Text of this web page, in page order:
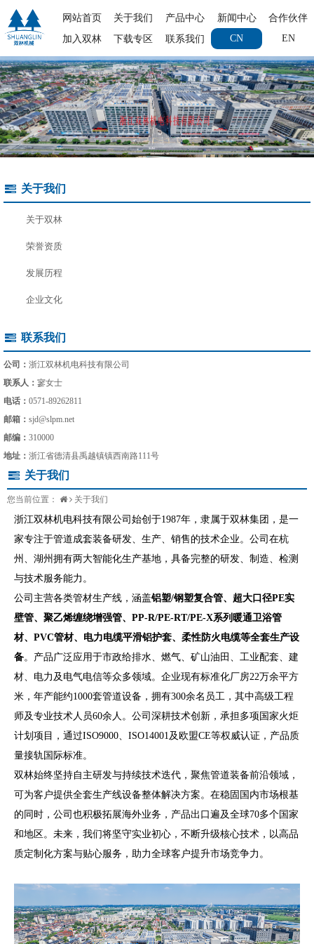
网站首页 关于我们 产品中心 新闻中心
合作伙伴
加入双林
下载专区 联系我们 CN EN
关于我们
关于双林
荣誉资质
发展历程
企业文化
联系我们
公司： 浙江双林机电科技有限公司
联系人： 寥女士
电话： 0571-89262811
邮箱： sjd@slpm.net
邮编： 310000
地址： 浙江省德清县禹越镇镇西南路111号
关于我们
您当前位置： 关于我们
浙江双林机电科技有限公司始创于1987年，隶属于双林集团，是一
家专注于管道成套装备研发、生产、销售的技术企业。公司在杭
州、湖州拥有两大智能化生产基地，具备完整的研发、制造、检测
与技术服务能力。
公司主营各类管材生产线，涵盖铝塑/钢塑复合管、超大口径PE实
壁管、聚乙烯缠绕增强管、PP-R/PE-RT/PE-X系列暖通卫浴管
材、PVC管材、电力电缆平滑铝护套、柔性防火电缆等全套生产设
备。产品广泛应用于市政给排水、燃气、矿山油田、工业配套、建
材、电力及电气电信等众多领域。 企业现有标准化厂房22万余平方
米，年产能约1000套管道设备，拥有300余名员工，其中高级工程
师及专业技术人员60余人。公司深耕技术创新，承担多项国家火炬
计划项目，通过ISO9000、ISO14001及欧盟CE等权威认证，产品质
量接轨国际标准。
双林始终坚持自主研发与持续技术迭代，聚焦管道装备前沿领域，
可为客户提供全套生产线设备整体解决方案。在稳固国内市场根基
的同时，公司也积极拓展海外业务，产品出口遍及全球70多个国家
和地区。未来，我们将坚守实业初心，不断升级核心技术，以高品
质定制化方案与贴心服务，助力全球客户提升市场竞争力。